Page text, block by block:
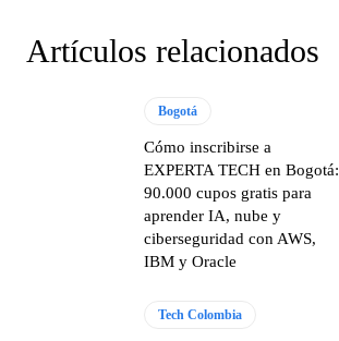
Artículos relacionados
Bogotá
Cómo inscribirse a
EXPERTA TECH en Bogotá:
90.000 cupos gratis para
aprender IA, nube y
ciberseguridad con AWS,
IBM y Oracle
Tech Colombia